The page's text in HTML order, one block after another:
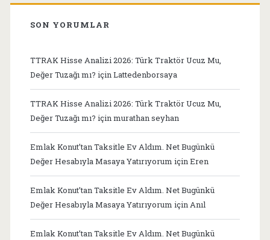
SON YORUMLAR
TTRAK Hisse Analizi 2026: Türk Traktör Ucuz Mu,
Değer Tuzağı mı? içinLattedenborsaya
TTRAK Hisse Analizi 2026: Türk Traktör Ucuz Mu,
Değer Tuzağı mı? içinmurathan seyhan
Emlak Konut’tan Taksitle Ev Aldım. Net Bugünkü
Değer Hesabıyla Masaya Yatırıyorum içinEren
Emlak Konut’tan Taksitle Ev Aldım. Net Bugünkü
Değer Hesabıyla Masaya Yatırıyorum içinAnıl
Emlak Konut’tan Taksitle Ev Aldım. Net Bugünkü